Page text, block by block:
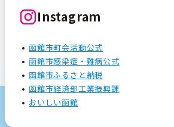
Instagram
函館市町会活動公式
函館市感染症・難病公式
函館市ふるさと納税
函館市経済部工業振興課
おいしい函館